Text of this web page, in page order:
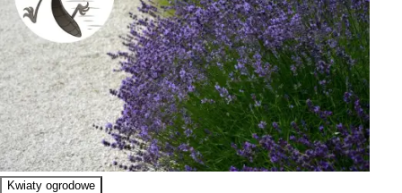
Kwiaty ogrodowe